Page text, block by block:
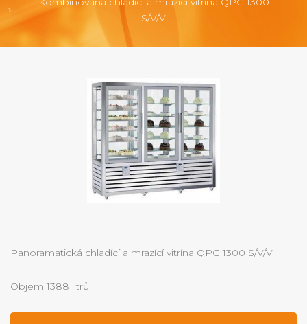
S/V/V
Panoramatická chladící a mrazící vitrína QPG 1300 S/V/V
Objem 1388 litrů